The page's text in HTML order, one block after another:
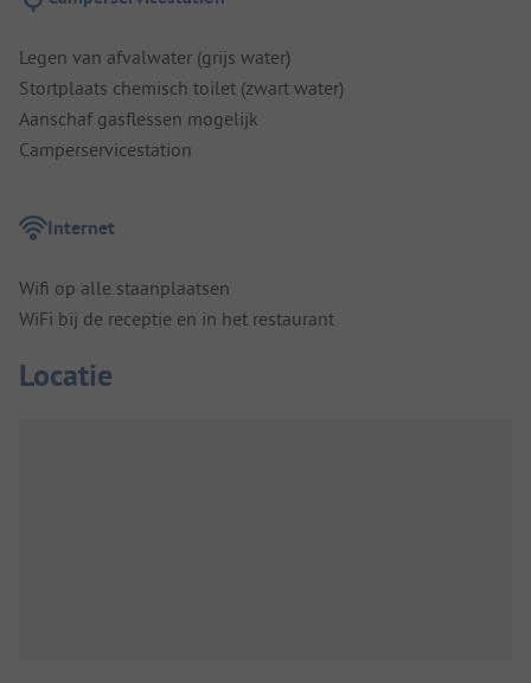
Legen van afvalwater (grijs water)
Stortplaats chemisch toilet (zwart water)
Aanschaf gasflessen mogelijk
Camperservicestation
Internet
Wifi op alle staanplaatsen
WiFi bij de receptie en in het restaurant
Locatie